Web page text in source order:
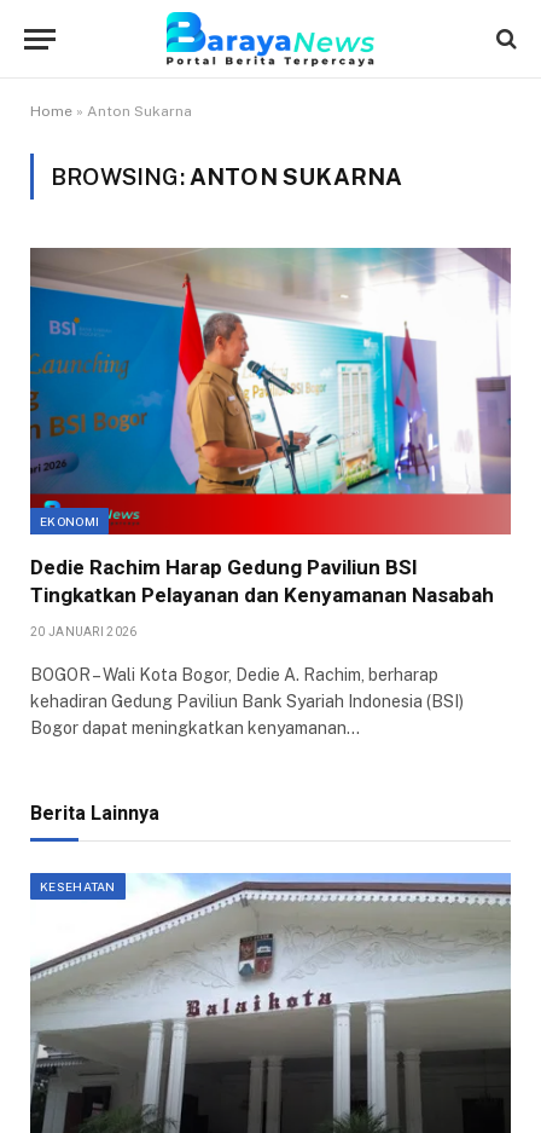
Home » Anton Sukarna
BROWSING: ANTON SUKARNA
EKONOMI
Dedie Rachim Harap Gedung Paviliun BSI
Tingkatkan Pelayanan dan Kenyamanan Nasabah
20 JANUARI 2026
BOGOR – Wali Kota Bogor, Dedie A. Rachim, berharap
kehadiran Gedung Paviliun Bank Syariah Indonesia (BSI)
Bogor dapat meningkatkan kenyamanan…
Berita Lainnya
KESEHATAN